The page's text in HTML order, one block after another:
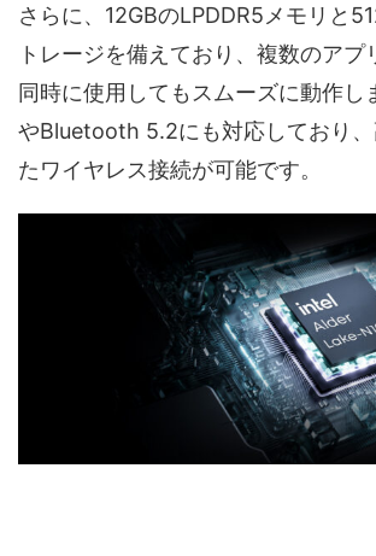
さらに、12GBのLPDDR5メモリと
トレージを備えており、複数のアプ
同時に使用してもスムーズに動作し
やBluetooth 5.2にも対応しており、
たワイヤレス接続が可能です。